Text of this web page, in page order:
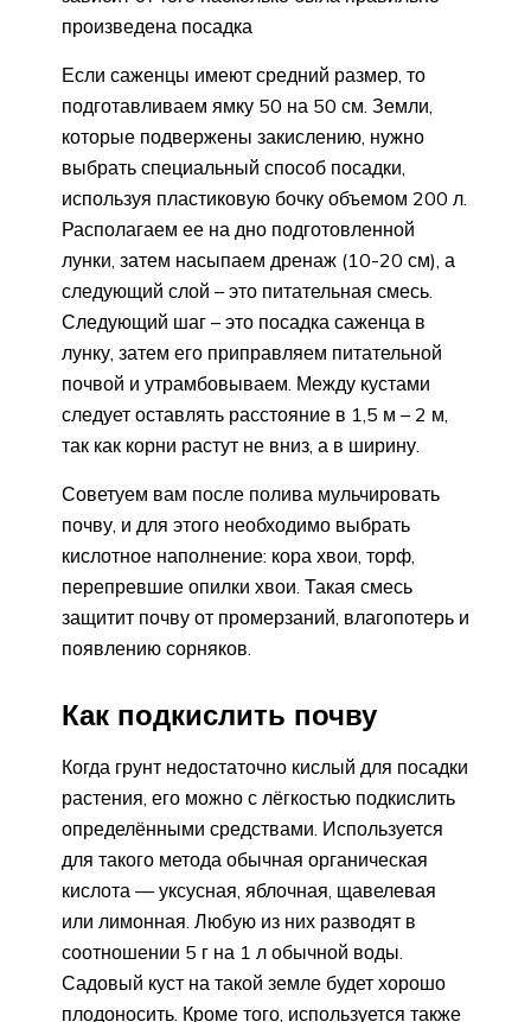
произведена посадка
Если саженцы имеют средний размер, то
подготавливаем ямку 50 на 50 см. Земли,
которые подвержены закислению, нужно
выбрать специальный способ посадки,
используя пластиковую бочку объемом 200 л.
Располагаем ее на дно подготовленной
лунки, затем насыпаем дренаж (10-20 см), а
следующий слой – это питательная смесь.
Следующий шаг – это посадка саженца в
лунку, затем его приправляем питательной
почвой и утрамбовываем. Между кустами
следует оставлять расстояние в 1,5 м – 2 м,
так как корни растут не вниз, а в ширину.
Советуем вам после полива мульчировать
почву, и для этого необходимо выбрать
кислотное наполнение: кора хвои, торф,
перепревшие опилки хвои. Такая смесь
защитит почву от промерзаний, влагопотерь и
появлению сорняков.
Как подкислить почву
Когда грунт недостаточно кислый для посадки
растения, его можно с лёгкостью подкислить
определёнными средствами. Используется
для такого метода обычная органическая
кислота — уксусная, яблочная, щавелевая
или лимонная. Любую из них разводят в
соотношении 5 г на 1 л обычной воды.
Садовый куст на такой земле будет хорошо
плодоносить. Кроме того, используется также